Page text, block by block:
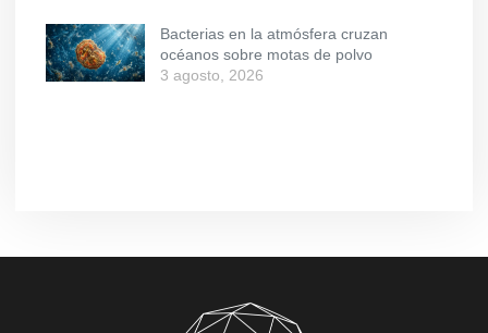
Bacterias en la atmósfera cruzan
océanos sobre motas de polvo
3 agosto, 2026